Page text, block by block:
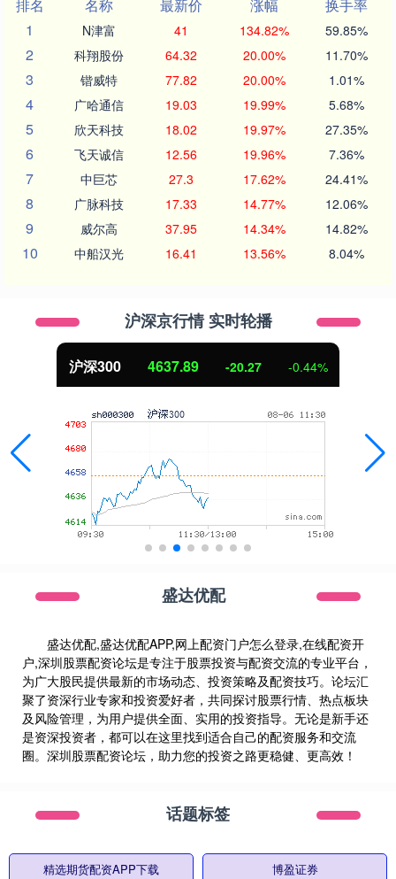
排名
名称 最新价 涨幅
换手率
1
N津富 41 134.82% 59.85%
2 科翔股份 64.32 20.00% 11.70%
3 锴威特 77.82 20.00% 1.01%
4 广哈通信 19.03 19.99% 5.68%
5 欣天科技 18.02 19.97% 27.35%
6 飞天诚信 12.56 19.96% 7.36%
7 中巨芯 27.3 17.62% 24.41%
8 广脉科技 17.33 14.77% 12.06%
9 威尔高 37.95 14.34% 14.82%
10 中船汉光 16.41 13.56% 8.04%
沪深京行情 实时轮播
沪深300 4637.89 -20.27 -0.44%
盛达优配
盛达优配,盛达优配APP,网上配资门户怎么登录,在线配资开
户,深圳股票配资论坛是专注于股票投资与配资交流的专业平台，
为广大股民提供最新的市场动态、投资策略及配资技巧。论坛汇
聚了资深行业专家和投资爱好者，共同探讨股票行情、热点板块
及风险管理，为用户提供全面、实用的投资指导。无论是新手还
是资深投资者，都可以在这里找到适合自己的配资服务和交流
圈。深圳股票配资论坛，助力您的投资之路更稳健、更高效！
话题标签
精选期货配资APP下载 博盈证券